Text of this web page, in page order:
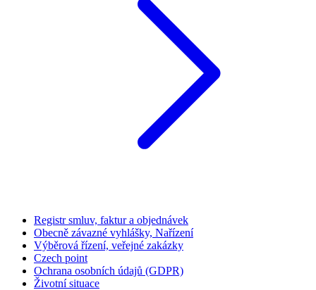
Registr smluv, faktur a objednávek
Obecně závazné vyhlášky, Nařízení
Výběrová řízení, veřejné zakázky
Czech point
Ochrana osobních údajů (GDPR)
Životní situace